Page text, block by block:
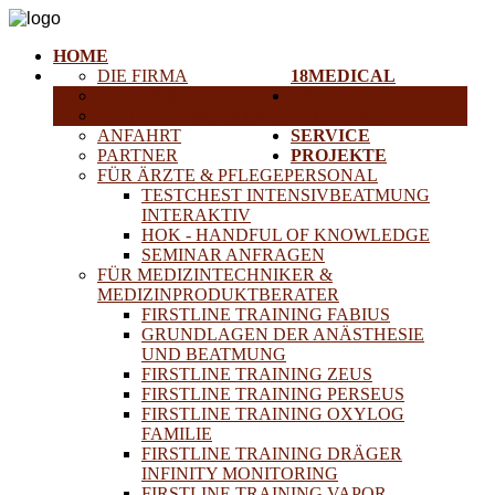
HOME
18MEDICAL
DIE FIRMA
ANFAHRT
PARTNER
FÜR ÄRZTE & PFLEGEPERSONAL
TESTCHEST INTENSIVBEATMUNG
INTERAKTIV
HOK - HANDFUL OF KNOWLEDGE
SEMINAR ANFRAGEN
FÜR MEDIZINTECHNIKER &
MEDIZINPRODUKTBERATER
FIRSTLINE TRAINING FABIUS
GRUNDLAGEN DER ANÄSTHESIE
UND BEATMUNG
FIRSTLINE TRAINING ZEUS
FIRSTLINE TRAINING PERSEUS
FIRSTLINE TRAINING OXYLOG
FAMILIE
FIRSTLINE TRAINING DRÄGER
INFINITY MONITORING
SERVICE
PROJEKTE